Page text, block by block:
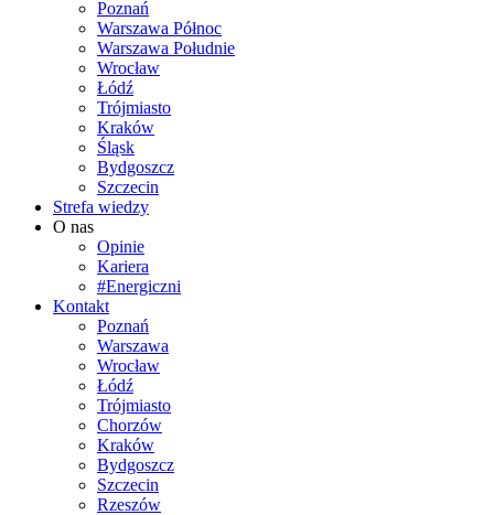
Poznań
Warszawa Północ
Warszawa Południe
Wrocław
Łódź
Trójmiasto
Kraków
Śląsk
Bydgoszcz
Szczecin
Strefa wiedzy
O nas
Opinie
Kariera
#Energiczni
Kontakt
Poznań
Warszawa
Wrocław
Łódź
Trójmiasto
Chorzów
Kraków
Bydgoszcz
Szczecin
Rzeszów